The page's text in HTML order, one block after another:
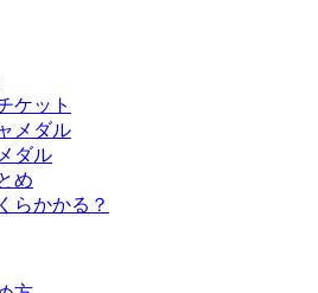
ケット
メダル
ダル
め
らかかる？